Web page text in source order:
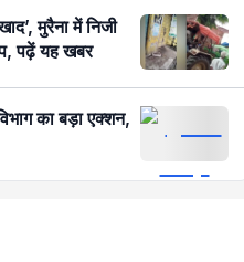
मुरैना में निजी
पढ़ें यह खबर
का बड़ा एक्शन,